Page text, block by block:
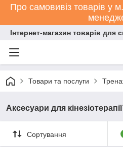
Про самовивіз товарів у
Інтернет-магазин товарів для
Товари та послуги
Аксесуари для
Сортування